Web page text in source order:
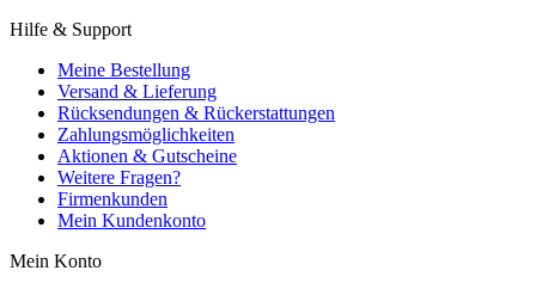
Hilfe & Support
Meine Bestellung
Versand & Lieferung
Rücksendungen & Rückerstattungen
Zahlungsmöglichkeiten
Aktionen & Gutscheine
Weitere Fragen?
Firmenkunden
Mein Kundenkonto
Mein Konto